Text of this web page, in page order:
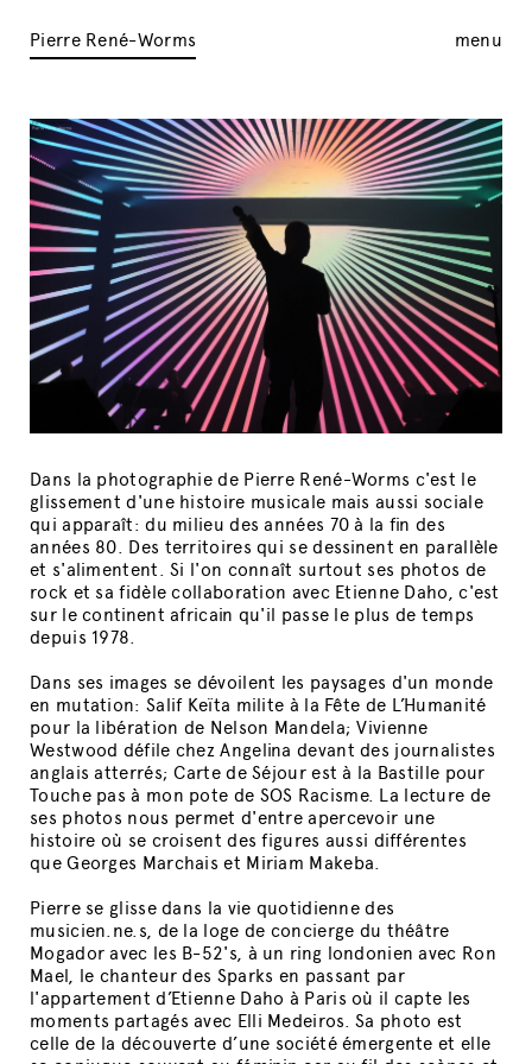
Pierre René-Worms menu
Dans la photographie de Pierre René-Worms c'est le
glissement d'une histoire musicale mais aussi sociale
qui apparaît: du milieu des années 70 à la fin des
années 80. Des territoires qui se dessinent en parallèle
et s'alimentent. Si l'on connaît surtout ses photos de
rock et sa fidèle collaboration avec Etienne Daho, c'est
sur le continent africain qu'il passe le plus de temps
depuis 1978.
Dans ses images se dévoilent les paysages d'un monde
en mutation: Salif Keïta milite à la Fête de L’Humanité
pour la libération de Nelson Mandela; Vivienne
Westwood défile chez Angelina devant des journalistes
anglais atterrés; Carte de Séjour est à la Bastille pour
Touche pas à mon pote de SOS Racisme. La lecture de
ses photos nous permet d'entre apercevoir une
histoire où se croisent des figures aussi différentes
que Georges Marchais et Miriam Makeba.
Pierre se glisse dans la vie quotidienne des
musicien.ne.s, de la loge de concierge du théâtre
Mogador avec les B-52's, à un ring londonien avec Ron
Mael, le chanteur des Sparks en passant par
l'appartement d’Etienne Daho à Paris où il capte les
moments partagés avec Elli Medeiros. Sa photo est
celle de la découverte d’une société émergente et elle